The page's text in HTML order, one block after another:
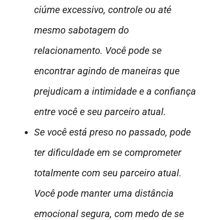
ciúme excessivo, controle ou até
mesmo sabotagem do
relacionamento. Você pode se
encontrar agindo de maneiras que
prejudicam a intimidade e a confiança
entre você e seu parceiro atual.
Se você está preso no passado, pode
ter dificuldade em se comprometer
totalmente com seu parceiro atual.
Você pode manter uma distância
emocional segura, com medo de se